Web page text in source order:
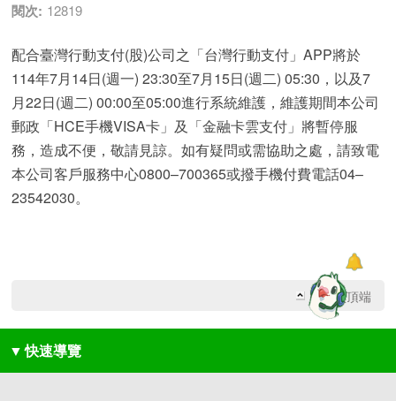
閱次: 12819
配合臺灣行動支付(股)公司之「台灣行動支付」APP將於
114年7月14日(週一) 23:30至7月15日(週二) 05:30，以及7
月22日(週二) 00:00至05:00進行系統維護，維護期間本公司
郵政「HCE手機VISA卡」及「金融卡雲支付」將暫停服
務，造成不便，敬請見諒。如有疑問或需協助之處，請致電
本公司客戶服務中心0800–700365或撥手機付費電話04–
23542030。
回網頁頂端
▼ 快速導覽